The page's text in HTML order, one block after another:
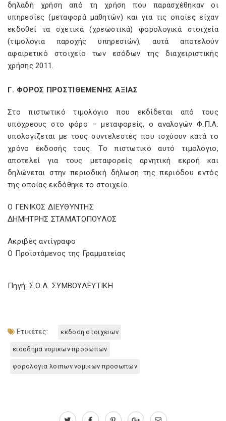
δηλαδή χρήση από τη χρήση που παρασχέθηκαν οι
υπηρεσίες (μεταφορά μαθητών) και για τις οποίες είχαν
εκδοθεί τα σχετικά (χρεωστικά) φορολογικά στοιχεία
(τιμολόγια παροχής υπηρεσιών), αυτά αποτελούν
αφαιρετικό στοιχείο των εσόδων της διαχειριστικής
χρήσης 2011.
Γ. ΦΟΡΟΣ ΠΡΟΣΤΙΘΕΜΕΝΗΣ ΑΞΙΑΣ
Στο πιστωτικό τιμολόγιο που εκδίδεται από τους
υπόχρεους στο φόρο – μεταφορείς, ο αναλογών Φ.Π.Α.
υπολογίζεται με τους συντελεστές που ισχύουν κατά το
χρόνο έκδοσής τους. Το πιστωτικό αυτό τιμολόγιο,
αποτελεί για τους μεταφορείς αρνητική εκροή και
δηλώνεται στην περιοδική δήλωση της περιόδου εντός
της οποίας εκδόθηκε το στοιχείο.
Ο ΓΕΝΙΚΟΣ ΔΙΕΥΘΥΝΤΗΣ
ΔΗΜΗΤΡΗΣ ΣΤΑΜΑΤΟΠΟΥΛΟΣ
Ακριβές αντίγραφο
Ο Προϊστάμενος της Γραμματείας
Πηγή: Σ.Ο.Λ. ΣΥΜΒΟΥΛΕΥΤΙΚΗ
Ετικέτες: εκδοση στοιχειων
εισοδημα νομικων προσωπων
φορολογια λοιπων νομικων προσωπων